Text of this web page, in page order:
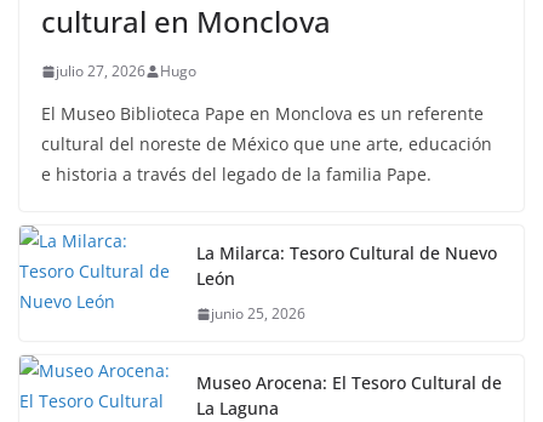
cultural en Monclova
julio 27, 2026 Hugo
El Museo Biblioteca Pape en Monclova es un referente
cultural del noreste de México que une arte, educación
e historia a través del legado de la familia Pape.
La Milarca: Tesoro Cultural de Nuevo
León
junio 25, 2026
Museo Arocena: El Tesoro Cultural de
La Laguna